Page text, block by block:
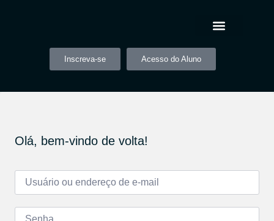
Inscreva-se Acesso do Aluno
Olá, bem-vindo de volta!